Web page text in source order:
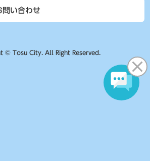
問い合わせ
© Tosu City. All Right Reserved.